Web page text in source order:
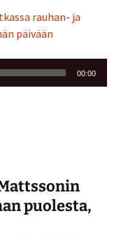
rauhan- ja
päivään
00:00
puolesta,